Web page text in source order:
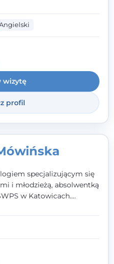
historię, którą poznaję,
na zaufaniu i
w Poradni Teraply.pl w
po polsku i po
wizytę
profil
specjalizującym się
i młodzieżą, absolwentką
w Katowicach.
oraz terapię
dziecka i jego
jest dla mnie
miejsca, w
się zauważone i